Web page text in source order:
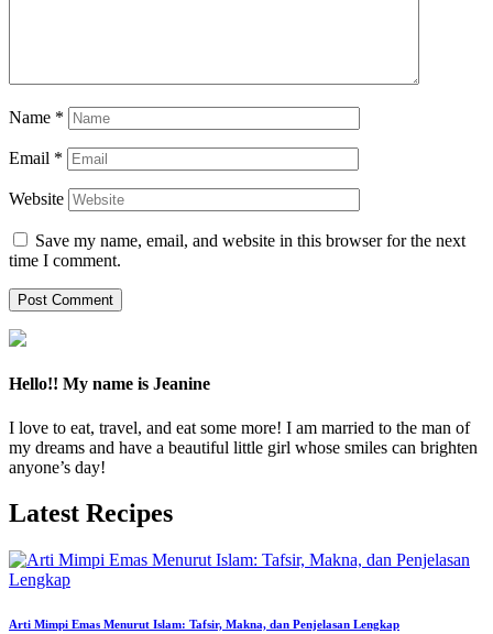
Name *
Email *
Website
Save my name, email, and website in this browser for the next
time I comment.
Hello!! My name is Jeanine
I love to eat, travel, and eat some more! I am married to the man of
my dreams and have a beautiful little girl whose smiles can brighten
anyone’s day!
Latest Recipes
Arti Mimpi Emas Menurut Islam: Tafsir, Makna, dan Penjelasan Lengkap